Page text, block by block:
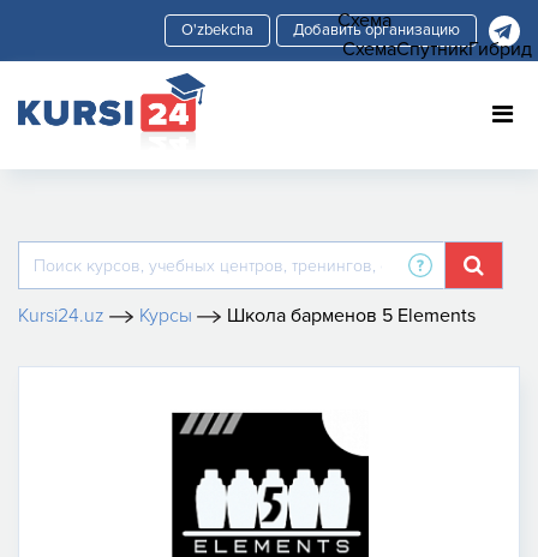
Добавить организацию
Kursi24.uz Курсы Школа барменов 5 Elements
Схема
СхемаСпутникГибрид